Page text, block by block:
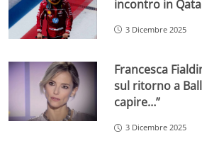
incontro in
3 Dicembre 2025
Francesca
sul ritorno a
capire…”
3 Dicembre 2025